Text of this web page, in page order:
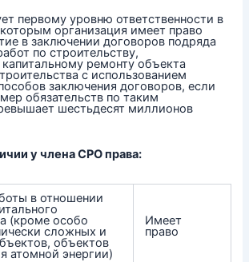
первому уровню ответственности в
организация имеет право
в заключении договоров подряда
по строительству,
ремонту объекта
с использованием
заключения договоров, если
обязательств по таким
шестьдесят миллионов
у члена СРО права:
в отношении
(кроме особо
сложных и
объектов
атомной энергии)
Имеет
право